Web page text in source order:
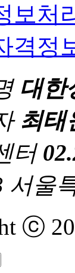
보처
격정
대한
최태
터
서울
ⓒ